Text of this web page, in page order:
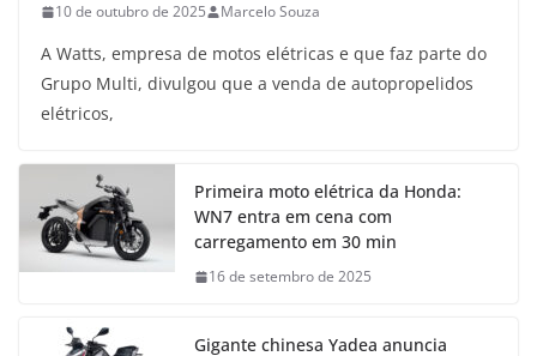
10 de outubro de 2025 Marcelo Souza
A Watts, empresa de motos elétricas e que faz parte do
Grupo Multi, divulgou que a venda de autopropelidos
elétricos,
Primeira moto elétrica da Honda:
WN7 entra em cena com
carregamento em 30 min
16 de setembro de 2025
Gigante chinesa Yadea anuncia